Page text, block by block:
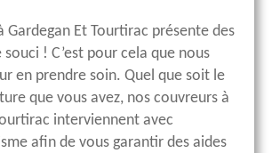
Et Tourtirac présente des
souci ! C’est pour cela que nous
en prendre soin. Quel que soit le
que vous avez, nos couvreurs à
interviennent avec
afin de vous garantir des aides